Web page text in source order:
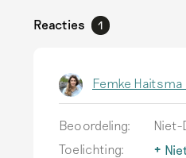
Reacties 1
Femke Haitsma
Beoordeling:
Niet-
Toelichting: